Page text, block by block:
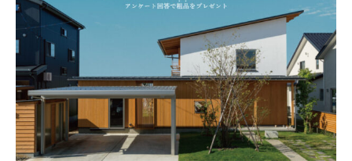
採用情報
協力会社の皆様へ
住まいのなんでも相談
土地･空き家 不動産相談